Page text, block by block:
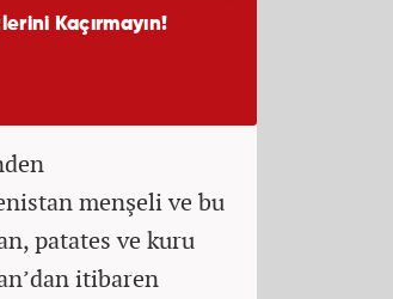
menşeli ve bu
patates ve kuru
itibaren